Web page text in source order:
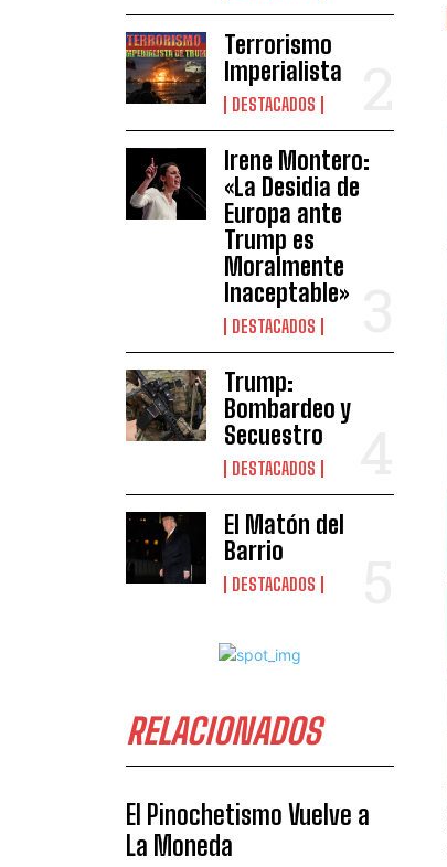
Terrorismo
Imperialista
DESTACADOS
Irene Montero:
«La Desidia de
Europa ante
Trump es
Moralmente
Inaceptable»
DESTACADOS
Trump:
Bombardeo y
Secuestro
DESTACADOS
El Matón del
Barrio
DESTACADOS
RELACIONADOS
El Pinochetismo Vuelve a
La Moneda